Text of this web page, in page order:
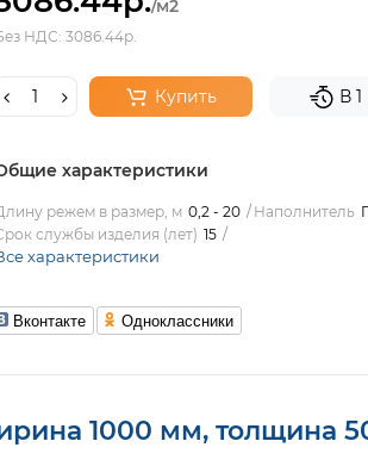
/м2
НДС: 3086.44р.
Купить В
характеристики
режем в размер, м 0,2 - 20 Наполнитель
службы изделия (лет) 15
характеристики
Вконтакте Одноклассники
1000 мм, толщина